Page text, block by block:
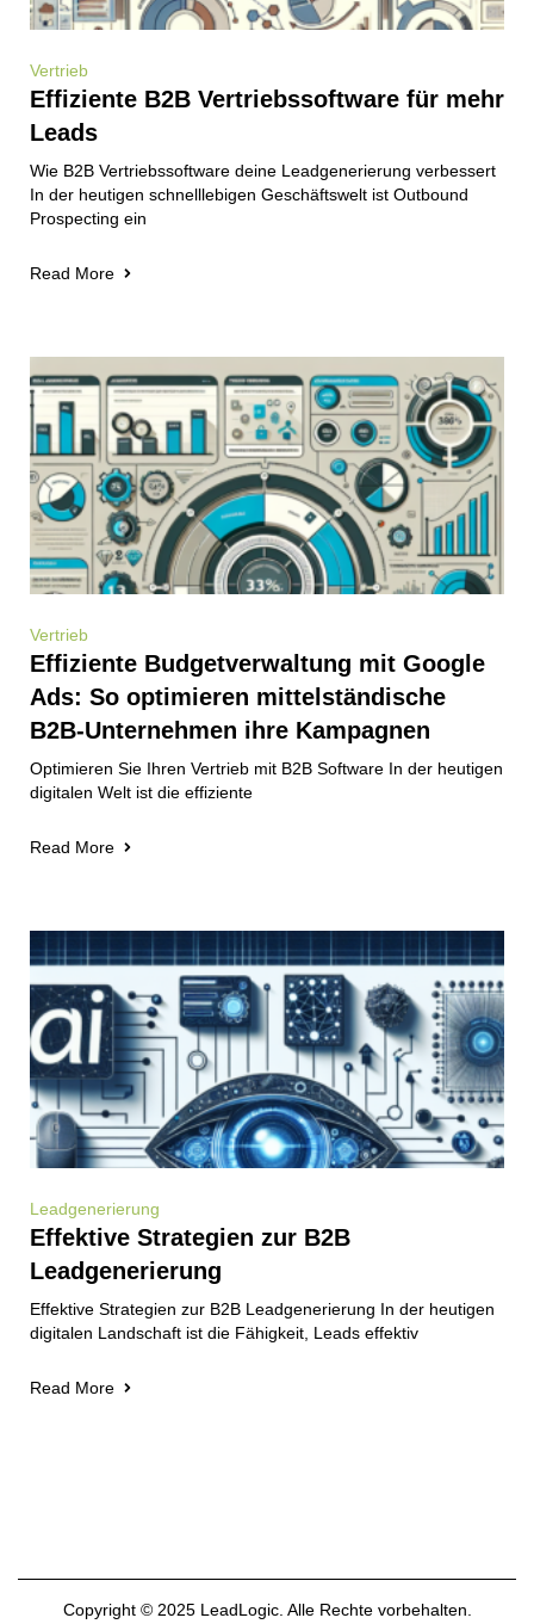
Vertrieb
Effiziente B2B Vertriebssoftware für mehr
Leads
Wie B2B Vertriebssoftware deine Leadgenerierung verbessert
In der heutigen schnelllebigen Geschäftswelt ist Outbound
Prospecting ein
Read More
Vertrieb
Effiziente Budgetverwaltung mit Google
Ads: So optimieren mittelständische
B2B-Unternehmen ihre Kampagnen
Optimieren Sie Ihren Vertrieb mit B2B Software In der heutigen
digitalen Welt ist die effiziente
Read More
Leadgenerierung
Effektive Strategien zur B2B
Leadgenerierung
Effektive Strategien zur B2B Leadgenerierung In der heutigen
digitalen Landschaft ist die Fähigkeit, Leads effektiv
Read More
Copyright © 2025 LeadLogic. Alle Rechte vorbehalten.